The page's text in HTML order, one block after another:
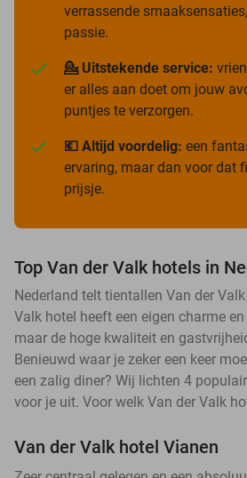
verrassende
passie.
💁 Uitstekende service:
er alles aan doet om jouw
puntjes te verzorgen.
💶 Altijd voordelig: een
ervaring, maar dan voor dat
prijsje.
Top Van der Valk hotels in
Nederland telt tientallen Van der
Valk hotel heeft een eigen charme
maar de hoge kwaliteit en
Benieuwd waar je zeker een keer
een zalig diner? Wij lichten 4
voor je uit. Voor welk Van der Valk
Van der Valk hotel Vianen